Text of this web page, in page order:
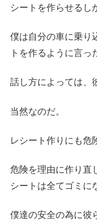
シートを作らせるし
僕は自分の車に乗り
トを作るように言っ
話し方によっては、
当然なのだ。
レシート作りにも危
危険を理由に作り直
シートは全てゴミに
僕達の安全の為に彼